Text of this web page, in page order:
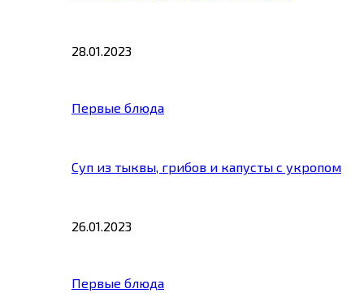
28.01.2023
Первые блюда
Суп из тыквы, грибов и капусты с укропом
26.01.2023
Первые блюда